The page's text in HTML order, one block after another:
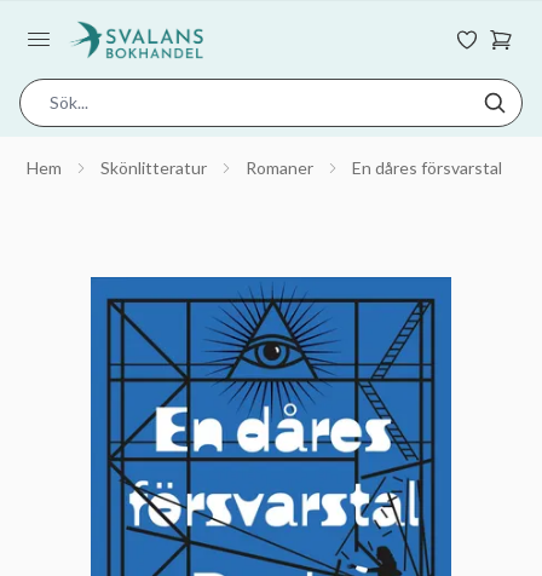
Hem Skönlitteratur Romaner En dåres försvarstal